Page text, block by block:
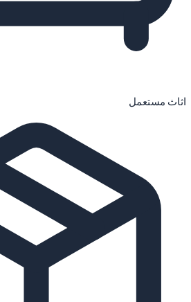
اثاث مستعمل